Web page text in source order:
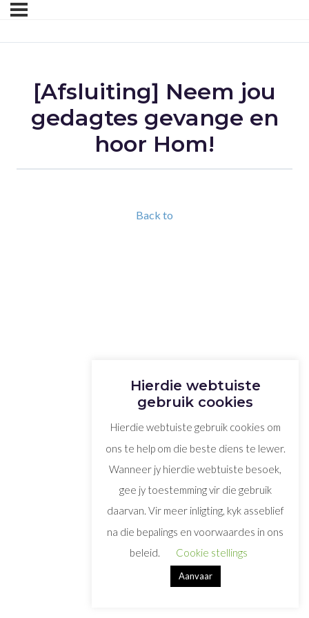
[Afsluiting] Neem jou
gedagtes gevange en
hoor Hom!
Back to
Hierdie webtuiste
gebruik cookies
Hierdie webtuiste gebruik cookies om
ons te help om die beste diens te lewer.
Wanneer jy hierdie webtuiste besoek,
gee jy toestemming vir die gebruik
daarvan. Vir meer inligting, kyk asseblief
na die bepalings en voorwaardes in ons
beleid.
Cookie stellings
Aanvaar